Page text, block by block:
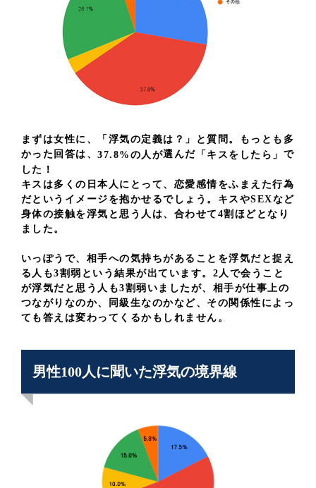
まずは女性に、「浮気の定義は？」と質問。もっとも多
かった回答は、37.8%の人が選んだ 「キスをしたら」 で
した！
キスは多くの日本人にとって、恋愛感情をふまえた行為
だというイメージを抱かせるでしょう。キスやSEXなど
身体の接触を浮気と思う人は、合わせて4割ほどとなり
ました。
いっぽうで、相手への気持ちがあることを浮気だと捉え
る人も3割弱という結果が出ています。2人で会うこと
が浮気だと思う人も3割弱いましたが、相手が仕事上の
つながりなのか、同級生なのかなど、その関係性によっ
ても答えは変わってくるかもしれません。
男性100人に聞いた浮気の境界線